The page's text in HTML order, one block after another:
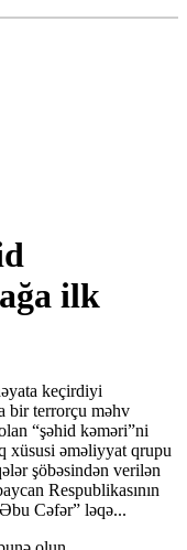
ilk
keçirdiyi
bir terrorçu məhv
“şəhid kəməri”ni
xüsusi əməliyyat qrupu
şöbəsindən verilən
Respublikasının
Cəfər” ləqə...